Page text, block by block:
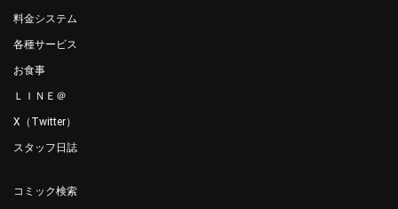
料金システム
各種サービス
お食事
ＬＩＮＥ＠
X（Twitter）
スタッフ日誌
コミック検索